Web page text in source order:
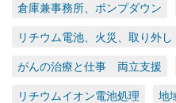
倉庫兼事務所、ポンプダウン
リチウム電池、火災、取り外し
がんの治療と仕事 両立支援
リチウムイオン電池処理 地